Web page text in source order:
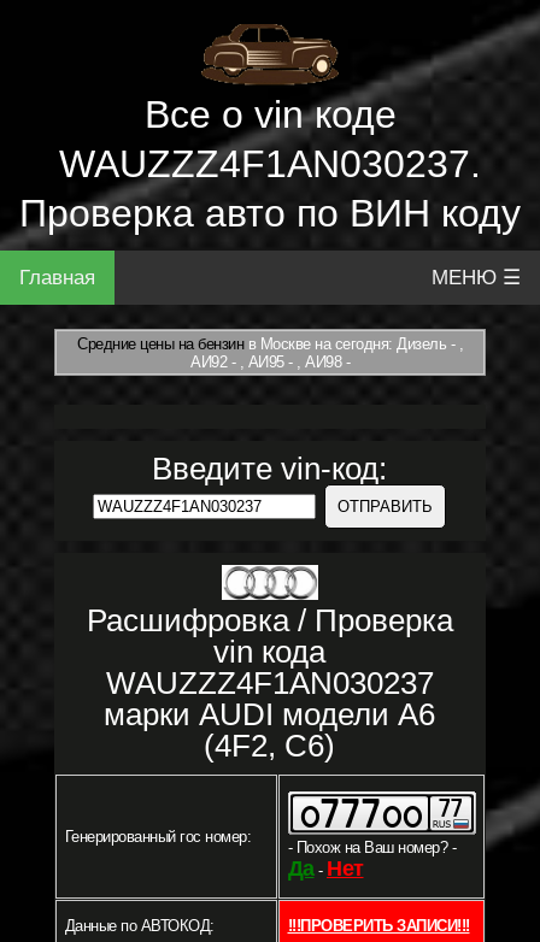
Все о vin коде
WAUZZZ4F1AN030237.
Проверка авто по ВИН коду
Главная МЕНЮ ☰
Средние цены на бензинв Москве на сегодня: Дизель - ,
АИ92 - , АИ95 - , АИ98 -
Введите vin-код:
Расшифровка / Проверка
vin кода
WAUZZZ4F1AN030237
марки AUDI модели A6
(4F2, C6)
Генерированный гос номер:
- Похож на Ваш номер? -
Да- Нет
Данные по АВТОКОД: !!!ПРОВЕРИТЬ ЗАПИСИ!!!